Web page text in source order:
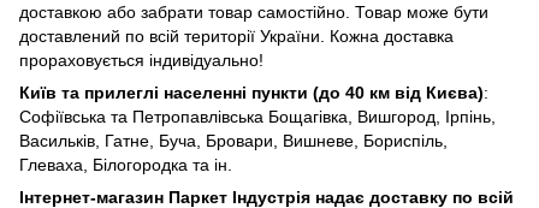
доставкою або забрати товар самостійно. Товар може бути
доставлений по всій території України. Кожна доставка
прораховується індивідуально!
Київ та прилеглі населенні пункти (до 40 км від Києва):
Софіївська та Петропавлівська Бощагівка, Вишгород, Ірпінь,
Васильків, Гатне, Буча, Бровари, Вишневе, Бориспіль,
Глеваха, Білогородка та ін.
Інтернет-магазин Паркет Індустрія надає доставку по всій